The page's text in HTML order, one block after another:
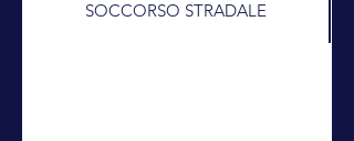
SOCCORSO STRADALE